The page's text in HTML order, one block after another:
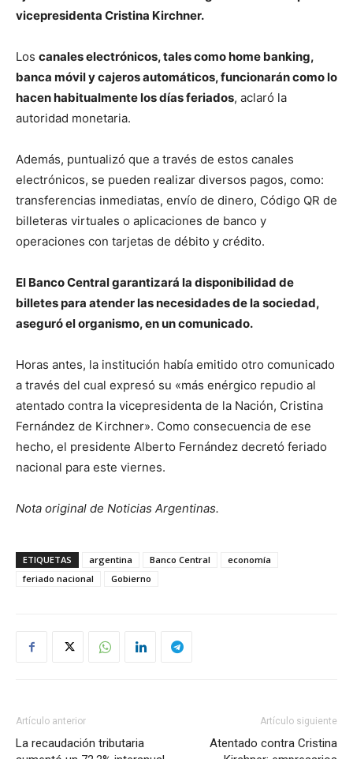
vicepresidenta Cristina Kirchner.
Los canales electrónicos, tales como home banking,
banca móvil y cajeros automáticos, funcionarán como lo
hacen habitualmente los días feriados, aclaró la
autoridad monetaria.
Además, puntualizó que a través de estos canales
electrónicos, se pueden realizar diversos pagos, como:
transferencias inmediatas, envío de dinero, Código QR de
billeteras virtuales o aplicaciones de banco y
operaciones con tarjetas de débito y crédito.
El Banco Central garantizará la disponibilidad de
billetes para atender las necesidades de la sociedad,
aseguró el organismo, en un comunicado.
Horas antes, la institución había emitido otro comunicado
a través del cual expresó su «más enérgico repudio al
atentado contra la vicepresidenta de la Nación, Cristina
Fernández de Kirchner». Como consecuencia de ese
hecho, el presidente Alberto Fernández decretó feriado
nacional para este viernes.
Nota original de Noticias Argentinas.
ETIQUETAS argentina Banco Central
economía
feriado nacional
Gobierno
Artículo anterior
La recaudación tributaria
Artículo siguiente
Atentado contra Cristina